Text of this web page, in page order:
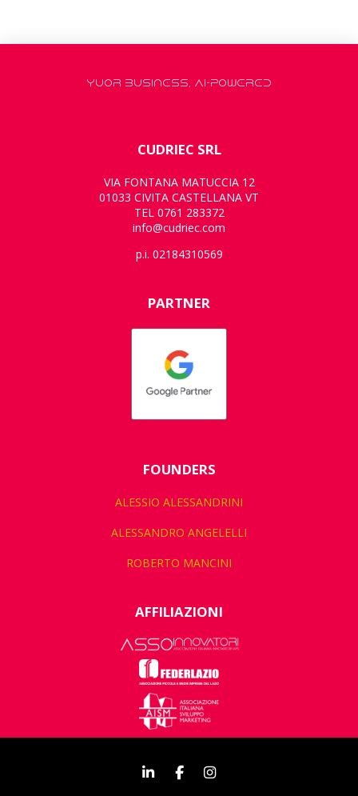
YUOR BUSINESS, AI-POWERED
CUDRIEC SRL
VIA FONTANA MATUCCIA 12
01033 CIVITA CASTELLANA VT
TEL 0761 283372
info@cudriec.com
p.i. 02184310569
PARTNER
FOUNDERS
ALESSIO ALESSANDRINI
ALESSANDRO ANGELELLI
ROBERTO MANCINI
AFFILIAZIONI